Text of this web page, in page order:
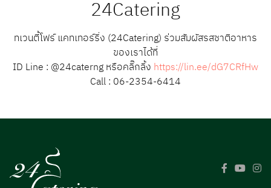
24Catering
ทเวนตี้โฟร์ แคทเทอร์ริ่ง (24Catering) ร่วมสัมผัสรสชาติอาหาร
ของเราได้ที่
ID Line : @24caterng หรือคลิ๊กลิ้ง https://lin.ee/dG7CRfHw
Call : 06-2354-6414